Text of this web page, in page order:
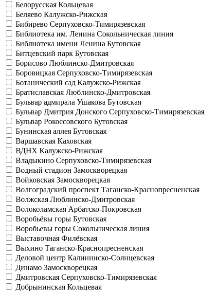
Белорусская Кольцевая
Беляево Калужско-Рижская
Бибирево Серпуховско-Тимирязевская
Библиотека им. Ленина Сокольническая линия
Библиотека имени Ленина Бутовская
Битцевский парк Бутовская
Борисово Люблинско-Дмитровская
Боровицкая Серпуховско-Тимирязевская
Ботанический сад Калужско-Рижская
Братиславская Люблинско-Дмитровская
Бульвар адмирала Ушакова Бутовская
Бульвар Дмитрия Донского Серпуховско-Тимирязевская
Бульвар Рокоссовского Бутовская
Бунинская аллея Бутовская
Варшавская Каховская
ВДНХ Калужско-Рижская
Владыкино Серпуховско-Тимирязевская
Водный стадион Замоскворецкая
Войковская Замоскворецкая
Волгоградский проспект Таганско-Краснопресненская
Волжская Люблинско-Дмитровская
Волоколамская Арбатско-Покровская
Воробьёвы горы Бутовская
Воробьевы горы Сокольническая линия
Выставочная Филёвская
Выхино Таганско-Краснопресненская
Деловой центр Калининско-Солнцевская
Динамо Замоскворецкая
Дмитровская Серпуховско-Тимирязевская
Добрынинская Кольцевая